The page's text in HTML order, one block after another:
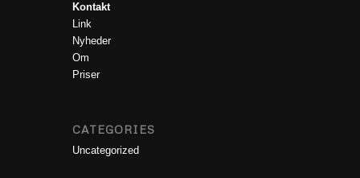
Kontakt
Link
Nyheder
Om
Priser
CATEGORIES
Uncategorized